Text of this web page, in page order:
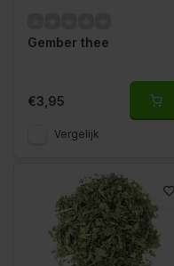
Gember thee
€3,95
Vergelijk